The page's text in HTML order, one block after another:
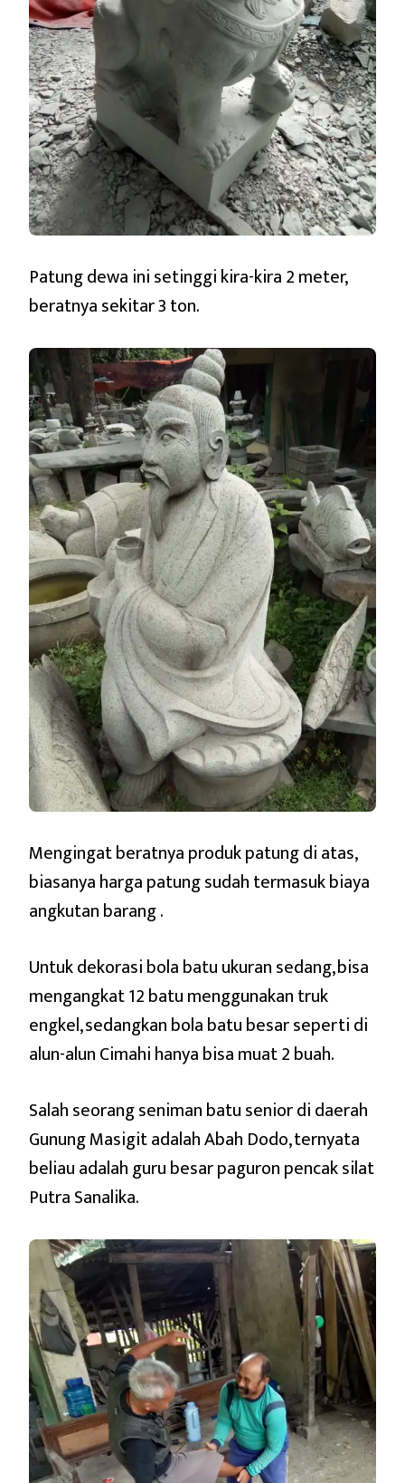
Patung dewa ini setinggi kira-kira 2 meter,
beratnya sekitar 3 ton.
Mengingat beratnya produk patung di atas,
biasanya harga patung sudah termasuk biaya
angkutan barang .
Untuk dekorasi bola batu ukuran sedang, bisa
mengangkat 12 batu menggunakan truk
engkel, sedangkan bola batu besar seperti di
alun-alun Cimahi hanya bisa muat 2 buah.
Salah seorang seniman batu senior di daerah
Gunung Masigit adalah Abah Dodo, ternyata
beliau adalah guru besar paguron pencak silat
Putra Sanalika.